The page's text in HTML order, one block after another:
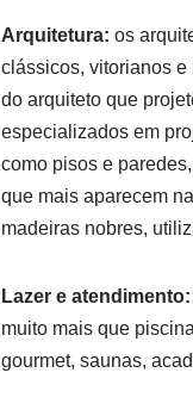
Arquitetura: os
clássicos, vitorianos
do arquiteto que
especializados em
como pisos e
que mais aparecem
madeiras nobres,
Lazer e atendimento:
muito mais que
gourmet, saunas,